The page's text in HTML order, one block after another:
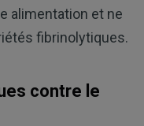
alimentation et ne
fibrinolytiques.
contre le